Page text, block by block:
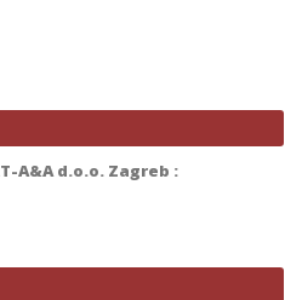
A&A d.o.o. Zagreb :